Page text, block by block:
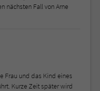
nächsten Fall von Arne
Frau und das Kind eines
Kurze Zeit später wird